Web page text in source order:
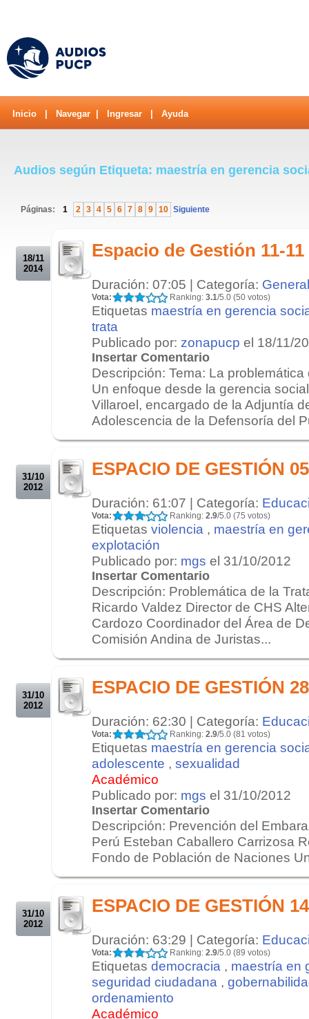
Inicio Navegar Ingresar Ayuda
Audios según Etiqueta: maestría en gerencia
Páginas: 1 2 3 4 5 6 7 8 9 10 Siguiente
18/11
2014
Espacio de Gestión 11-11
Duración: 07:05 | Categoría: General
Vota: Ranking: 3.1/5.0 (50 votos)
Etiquetas maestría en gerencia
trata
Publicado por: zonapucp el 18/11/
Insertar Comentario
Descripción: Tema: La
Un enfoque desde la gerencia
Villaroel, encargado de la Adjuntía
Adolescencia de la Defensoría del
31/10
2012
ESPACIO DE GESTIÓN
Duración: 61:07 | Categoría:
Vota: Ranking: 2.9/5.0 (75 votos)
Etiquetas violencia , maestría en
explotación
Publicado por: mgs el 31/10/2012
Insertar Comentario
Descripción: Problemática de la
Ricardo Valdez Director de CHS
Cardozo Coordinador del Área de
Comisión Andina de Juristas...
31/10
2012
ESPACIO DE GESTIÓN
Duración: 62:30 | Categoría:
Vota: Ranking: 2.9/5.0 (81 votos)
Etiquetas maestría en gerencia
adolescente , sexualidad
Académico
Publicado por: mgs el 31/10/2012
Insertar Comentario
Descripción: Prevención del
Perú Esteban Caballero Carrizosa
Fondo de Población de Naciones
31/10
2012
ESPACIO DE GESTIÓN
Duración: 63:29 | Categoría:
Vota: Ranking: 2.9/5.0 (89 votos)
Etiquetas democracia , maestría en
seguridad ciudadana ,
ordenamiento
Académico